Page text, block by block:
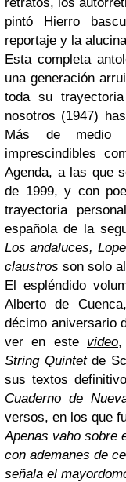
pintó Hierro
reportaje y la
Esta completa
una generación
toda su
nosotros (1947)
Más de medio
imprescindibles
Agenda, a las que
de 1999, y con
trayectoria
española de la
Los andaluces,
claustros son solo
El espléndido
Alberto de
décimo aniversario
ver en este video,
String Quintetde
sus textos
Cuaderno de
versos, en los que
Apenas vaho sobre
con ademanes de
señala el